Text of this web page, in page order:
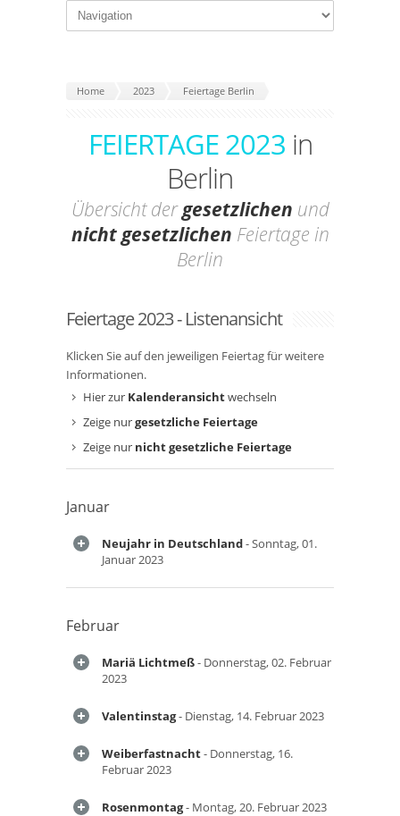
Home 2023 Feiertage Berlin
FEIERTAGE 2023 in
Berlin
Übersicht dergesetzlichen und
nicht gesetzlichen Feiertage in
Berlin
Feiertage 2023 - Listenansicht
Klicken Sie auf den jeweiligen Feiertag für weitere
Informationen.
Hier zur Kalenderansichtwechseln
Zeige nurgesetzliche Feiertage
Zeige nur nicht gesetzliche Feiertage
Januar
Neujahr in Deutschland- Sonntag, 01.
Januar 2023
Februar
Mariä Lichtmeß- Donnerstag, 02. Februar
2023
Valentinstag- Dienstag, 14. Februar 2023
Weiberfastnacht- Donnerstag, 16.
Februar 2023
Rosenmontag- Montag, 20. Februar 2023